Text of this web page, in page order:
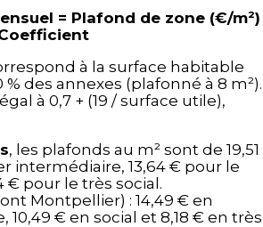
= Plafond de zone (€/m²)
à la surface habitable
des annexes (plafonné à 8 m²).
à 0,7 + (19 / surface utile),
, les plafonds au m² sont de 19,51
intermédiaire, 13,64 € pour le
€ pour le très social.
Montpellier) : 14,49 € en
10,49 € en social et 8,18 € en très